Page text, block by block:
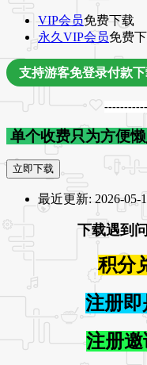
VIP会员免费下载
永久VIP会员免费
支持游客免登录付款
单个收费只为方便
立即下载
最近更新:2026-05-
下载遇到
积分
注册
注册